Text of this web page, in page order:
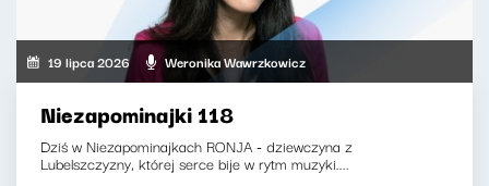
19 lipca 2026 Weronika Wawrzkowicz
Niezapominajki 118
Dziś w Niezapominajkach RONJA - dziewczyna z
Lubelszczyzny, której serce bije w rytm muzyki....